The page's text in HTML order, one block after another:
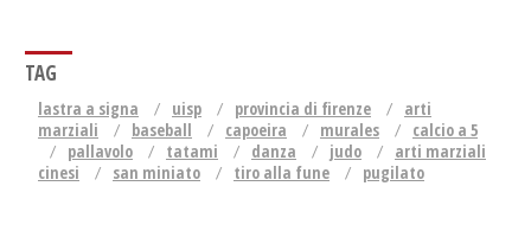
TAG
lastra a signa uisp provincia di firenze
arti
marziali
baseball capoeira murales
calcio a 5
pallavolo
tatami danza judo
arti marziali
cinesi
san miniato tiro alla fune pugilato